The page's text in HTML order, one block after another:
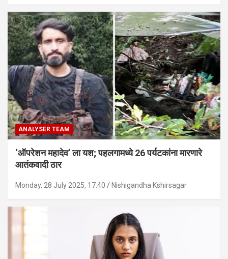
ANALYSER TEAM
‘ऑपरेशन महादेव’ ला यश; पहलगामध्ये 26 पर्यटकांना मारणारे
आतंकवादी ठार
Monday, 28 July 2025, 17:40 Nishigandha Kshirsagar